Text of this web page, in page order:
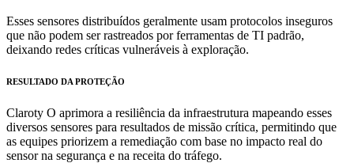
Esses sensores distribuídos geralmente usam protocolos inseguros
que não podem ser rastreados por ferramentas de TI padrão,
deixando redes críticas vulneráveis à exploração.
RESULTADO DA PROTEÇÃO
Claroty O aprimora a resiliência da infraestrutura mapeando esses
diversos sensores para resultados de missão crítica, permitindo que
as equipes priorizem a remediação com base no impacto real do
sensor na segurança e na receita do tráfego.